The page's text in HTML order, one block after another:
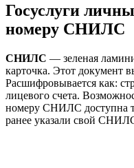
Госуслуги
номеру СНИЛС
СНИЛС — зеленая
карточка. Этот документ
Расшифровывается как:
лицевого счета.
номеру СНИЛС доступна
ранее указали свой